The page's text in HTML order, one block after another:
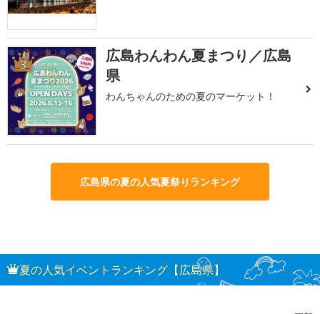
3
広島わんわん夏まつり／広島
県
わんちゃんのための夏のマーケット！
広島県の夏の人気夏祭りランキング
夏の人気イベントランキング【広島県】